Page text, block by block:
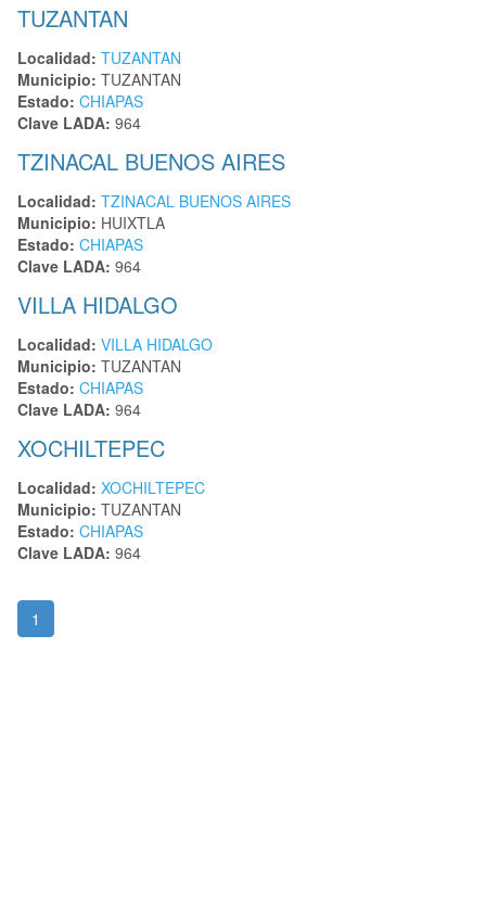
TUZANTAN
Localidad: TUZANTAN
Municipio: TUZANTAN
Estado: CHIAPAS
Clave LADA: 964
TZINACAL BUENOS AIRES
Localidad: TZINACAL BUENOS AIRES
Municipio: HUIXTLA
Estado: CHIAPAS
Clave LADA: 964
VILLA HIDALGO
Localidad: VILLA HIDALGO
Municipio: TUZANTAN
Estado: CHIAPAS
Clave LADA: 964
XOCHILTEPEC
Localidad: XOCHILTEPEC
Municipio: TUZANTAN
Estado: CHIAPAS
Clave LADA: 964
1